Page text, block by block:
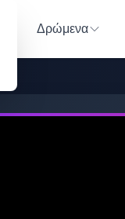
Δρώμενα